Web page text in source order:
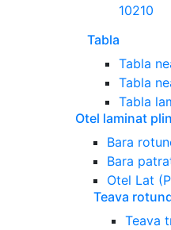
10210
Tabla
Tabla
Tabla
Tabla
Otel laminat plin
Bara
Bara
Otel Lat
Teava
Teava